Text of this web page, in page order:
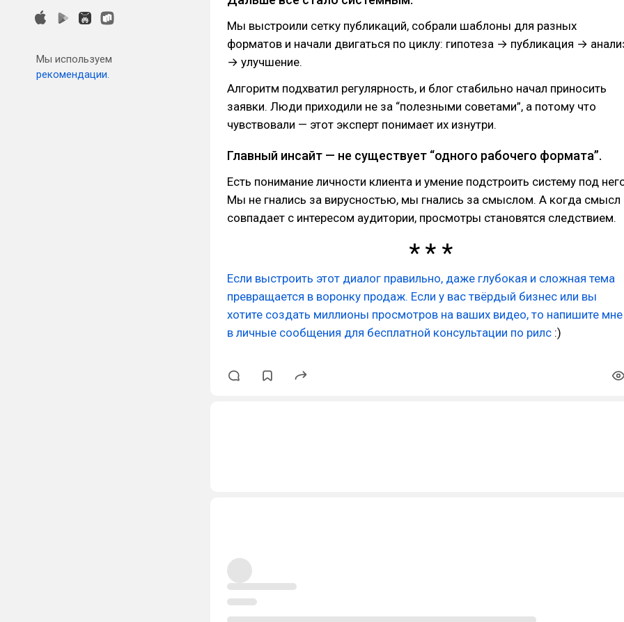
Мы используем
рекомендации.
Мы выстроили сетку публикаций, собрали шаблоны для разных
форматов и начали двигаться по циклу: гипотеза → публикация →
→ улучшение.
Алгоритм подхватил регулярность, и блог стабильно начал приносить
заявки. Люди приходили не за “полезными советами”, а потому что
чувствовали — этот эксперт понимает их изнутри.
Главный инсайт — не существует “одного рабочего формата”.
Есть понимание личности клиента и умение подстроить систему под
Мы не гнались за вирусностью, мы гнались за смыслом. А когда смысл
совпадает с интересом аудитории, просмотры становятся следствием.
Если выстроить этот диалог правильно, даже глубокая и сложная тема
превращается в воронку продаж. Если у вас твёрдый бизнес или вы
хотите создать миллионы просмотров на ваших видео, то напишите мне
в личные сообщения для бесплатной консультации по рилс :)